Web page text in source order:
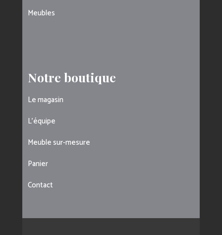
Meubles
Notre boutique
Le magasin
L’équipe
Meuble sur-mesure
Panier
Contact